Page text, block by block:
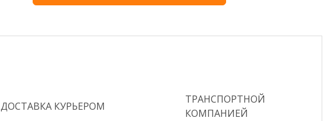
ДОСТАВКА КУРЬЕРОМ
ТРАНСПОРТНОЙ
КОМПАНИЕЙ